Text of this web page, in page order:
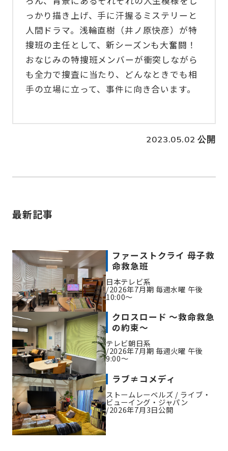
っかり描き上げ、手に汗握るミステリーと
人間ドラマ。浅輪直樹（井ノ原快彦）が特
捜班の主任として、新シーズンも大奮闘！
おなじみの特捜班メンバーが衝突しながら
も全力で捜査に当たり、どんなときでも相
手の立場に立って、事件に向き合います。
2023.05.02 公開
最新記事
ファーストクライ 母子救
命救急班
日本テレビ系
2026年7月期 毎週水曜 午後
10:00～
クロスロード ～救命救急
の約束～
テレビ朝日系
2026年7月期 毎週火曜 午後
9:00～
ラブ≠コメディ
ストームレーベルズ / ライブ・
ビューイング・ジャパン
2026年7月3日公開